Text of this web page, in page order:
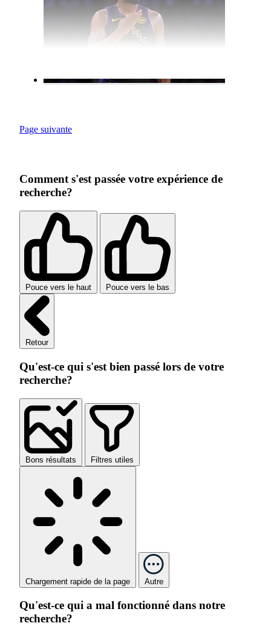
Page suivante
Comment s'est passée votre expérience de
recherche?
Pouce vers le haut Pouce vers le bas
Retour
Qu'est-ce qui s'est bien passé lors de votre
recherche?
Bons résultats Filtres utiles
Chargement rapide de la page Autre
Qu'est-ce qui a mal fonctionné dans notre
recherche?